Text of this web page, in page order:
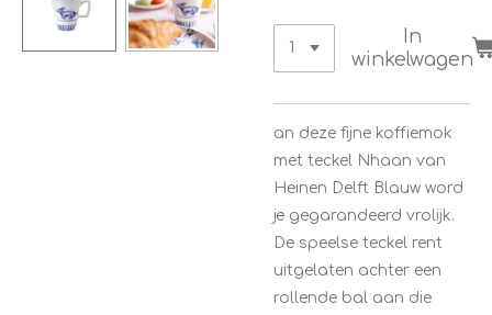
In
winkelwagen
an deze fijne koffiemok
met teckel Nhaan van
Heinen Delft Blauw word
je gegarandeerd vrolijk.
De speelse teckel rent
uitgelaten achter een
rollende bal aan die